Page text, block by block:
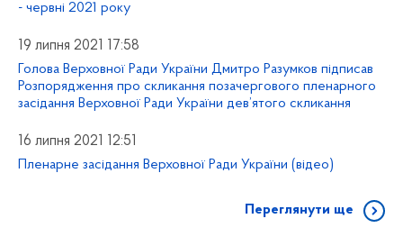
- червні 2021 року
19 липня 2021 17:58
Голова Верховної Ради України Дмитро Разумков підписав
Розпорядження про скликання позачергового пленарного
засідання Верховної Ради України дев’ятого скликання
16 липня 2021 12:51
Пленарне засідання Верховної Ради України (відео)
Переглянути ще